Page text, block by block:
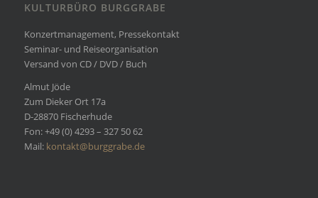
KULTURBÜRO BURGGRABE
Konzertmanagement, Pressekontakt
Seminar- und Reiseorganisation
Versand von CD / DVD / Buch
Almut Jöde
Zum Dieker Ort 17a
D-28870 Fischerhude
Fon: +49 (0) 4293 – 327 50 62
Mail: kontakt@burggrabe.de